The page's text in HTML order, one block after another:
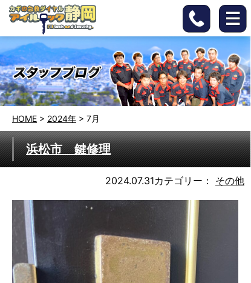
HOME > 2024年 > 7月
浜松市 鍵修理
2024.07.31カテゴリー： その他